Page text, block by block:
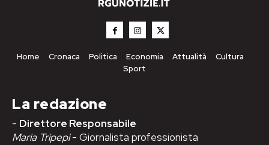
Home Cronaca Politica Economia Attualità
Cultura
Sport
La redazione
- Direttore Responsabile
Maria Tripepi- Giornalista professionista